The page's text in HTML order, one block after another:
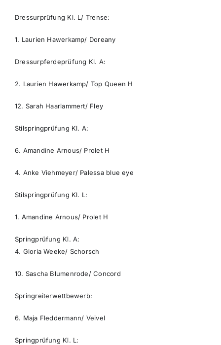
Dressurprüfung Kl. L/ Trense:
1. Laurien Hawerkamp/ Doreany
Dressurpferdeprüfung Kl. A:
2. Laurien Hawerkamp/ Top Queen H
12. Sarah Haarlammert/ Fley
Stilspringprüfung Kl. A:
6. Amandine Arnous/ Prolet H
4. Anke Viehmeyer/ Palessa blue eye
Stilspringprüfung Kl. L:
1. Amandine Arnous/ Prolet H
Springprüfung Kl. A:
4. Gloria Weeke/ Schorsch
10. Sascha Blumenrode/ Concord
Springreiterwettbewerb:
6. Maja Fleddermann/ Veivel
Springprüfung Kl. L: